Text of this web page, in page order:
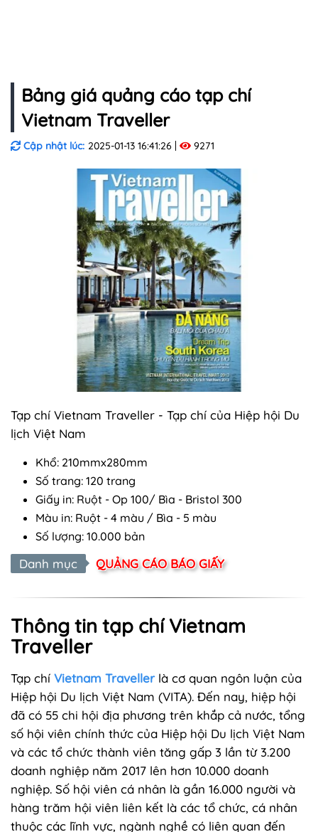
Bảng giá quảng cáo tạp chí
Vietnam Traveller
Cập nhật lúc: 2025-01-13 16:41:26 9271
Tạp chí Vietnam Traveller - Tạp chí của Hiệp hội Du
lịch Việt Nam
Khổ: 210mmx280mm
Số trang: 120 trang
Giấy in: Ruột - Op 100/ Bìa - Bristol 300
Màu in: Ruột - 4 màu / Bìa - 5 màu
Số lượng: 10.000 bản
Danh mục QUẢNG CÁO BÁO GIẤY
Thông tin tạp chí Vietnam
Traveller
Tạp chí Vietnam Travellerlà cơ quan ngôn luận của
Hiệp hội Du lịch Việt Nam (VITA). Đến nay, hiệp hội
đã có 55 chi hội địa phương trên khắp cả nước, tổng
số hội viên chính thức của Hiệp hội Du lịch Việt Nam
và các tổ chức thành viên tăng gấp 3 lần từ 3.200
doanh nghiệp năm 2017 lên hơn 10.000 doanh
nghiệp. Số hội viên cá nhân là gần 16.000 người và
hàng trăm hội viên liên kết là các tổ chức, cá nhân
thuộc các lĩnh vực, ngành nghề có liên quan đến